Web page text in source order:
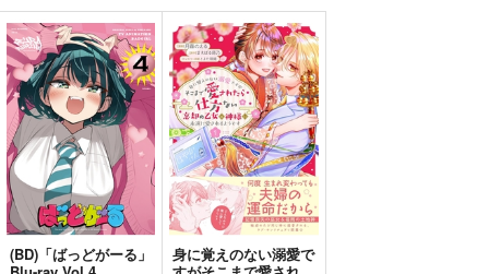
(BD)「ばっどがーる」
身に覚えのない溺愛で